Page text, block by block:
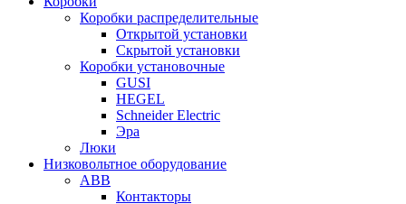
Коробки распределительные
Открытой установки
Скрытой установки
Коробки установочные
GUSI
HEGEL
Schneider Electric
Эра
Люки
Низковольтное оборудование
ABB
Контакторы